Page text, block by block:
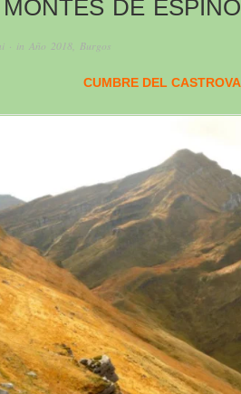
DE
· in Año 2018 Burgos
CUMBRE DEL